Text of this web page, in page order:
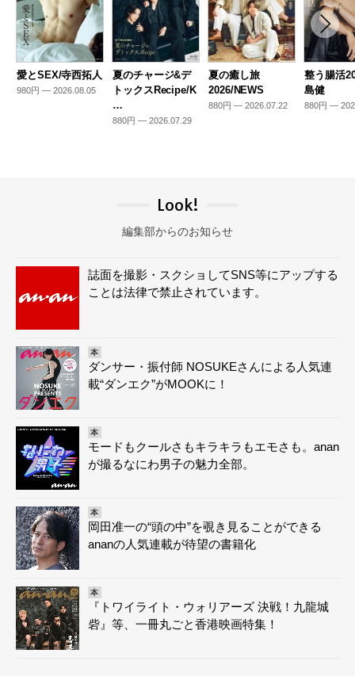
愛とSEX/寺西拓人
980円 — 2026.08.05
夏のチャージ&デ
トックスRecipe/K
…
880円 — 2026.07.29
夏の癒し旅
2026/NEWS
880円 — 2026.07.22
整う腸活
島健
880円 —
Look!
編集部からのお知らせ
誌面を撮影・スクショしてSNS等にアップする
ことは法律で禁止されています。
本
ダンサー・振付師 NOSUKEさんによる人気連
載“ダンエク”がMOOKに！
本
モードもクールさもキラキラもエモさも。anan
が撮るなにわ男子の魅力全部。
本
岡田准一の“頭の中”を覗き見ることができる
ananの人気連載が待望の書籍化
本
『トワイライト・ウォリアーズ 決戦！九龍城
砦』等、一冊丸ごと香港映画特集！